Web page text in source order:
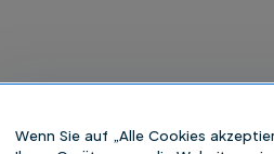
Wenn Sie auf „Alle Cookies